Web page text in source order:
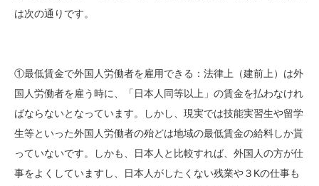
は次の通りです。
①最低賃金で外国人労働者を雇用できる：法律上（建前上）は外
国人労働者を雇う時に、「日本人同等以上」の賃金を払わなけれ
ばならないとなっています。しかし、現実では技能実習生や留学
生等といった外国人労働者の殆どは地域の最低賃金の給料しか貰
っていないです。しかも、日本人と比較すれば、外国人の方が仕
事をよくしていますし、日本人がしたくない残業や３Kの仕事も